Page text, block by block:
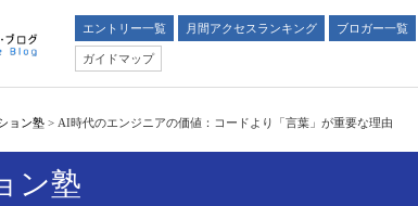
エントリー一覧 月間アクセスランキング ブロガー一覧
ガイドマップ
ョン塾 > AI時代のエンジニアの価値：コードより「言葉」が重要な理由
ン塾